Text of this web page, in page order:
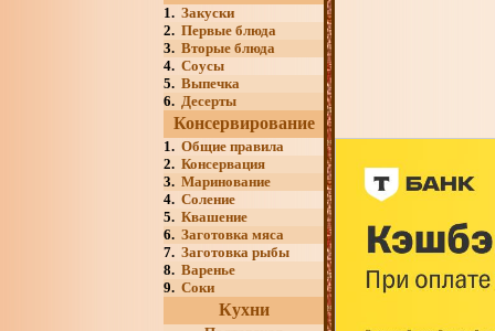
1. Закуски
2. Первые блюда
3. Вторые блюда
4. Соусы
5. Выпечка
6. Десерты
Консервирование
1. Общие правила
2. Консервация
3. Маринование
4. Соление
5. Квашение
6. Заготовка мяса
7. Заготовка рыбы
8. Варенье
9. Соки
Кухни